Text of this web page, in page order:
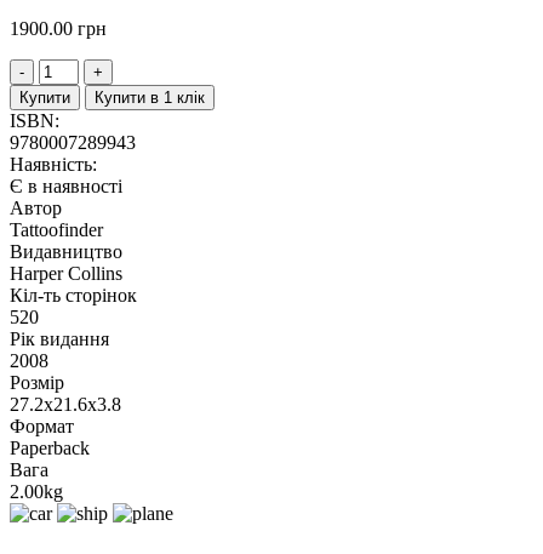
1900.00 грн
Купити Купити в 1 клік
ISBN:
9780007289943
Наявність:
Є в наявності
Автор
Tattoofinder
Видавництво
Harper Collins
Кіл-ть сторінок
520
Рік видання
2008
Розмір
27.2x21.6x3.8
Формат
Paperback
Вага
2.00kg